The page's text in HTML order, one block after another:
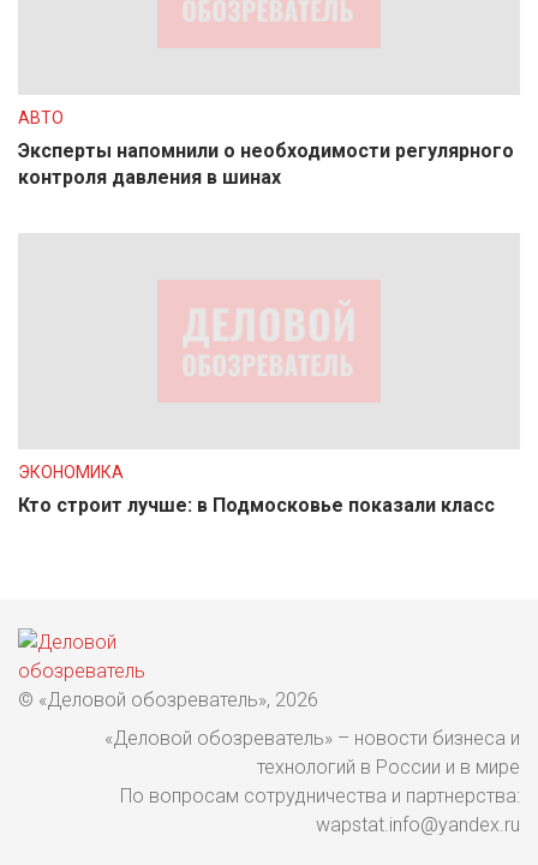
АВТО
Эксперты напомнили о необходимости регулярного
контроля давления в шинах
ЭКОНОМИКА
Кто строит лучше: в Подмосковье показали класс
© «Деловой обозреватель», 2026
«Деловой обозреватель» – новости бизнеса и
технологий в России и в мире
По вопросам сотрудничества и партнерства:
wapstat.info@yandex.ru